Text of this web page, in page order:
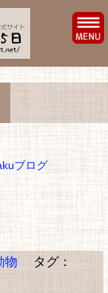
ブログ
物 タグ：